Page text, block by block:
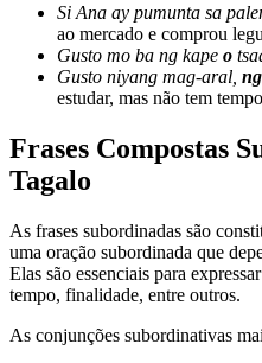
Si Ana ay pumunta sa
ao mercado e comprou
Gusto mo ba ng kape o
Gusto niyang mag-aral,
estudar, mas não tem
Frases Compostas
Tagalo
As frases subordinadas são
uma oração subordinada que
Elas são essenciais para
tempo, finalidade, entre outros.
As conjunções subordinativas